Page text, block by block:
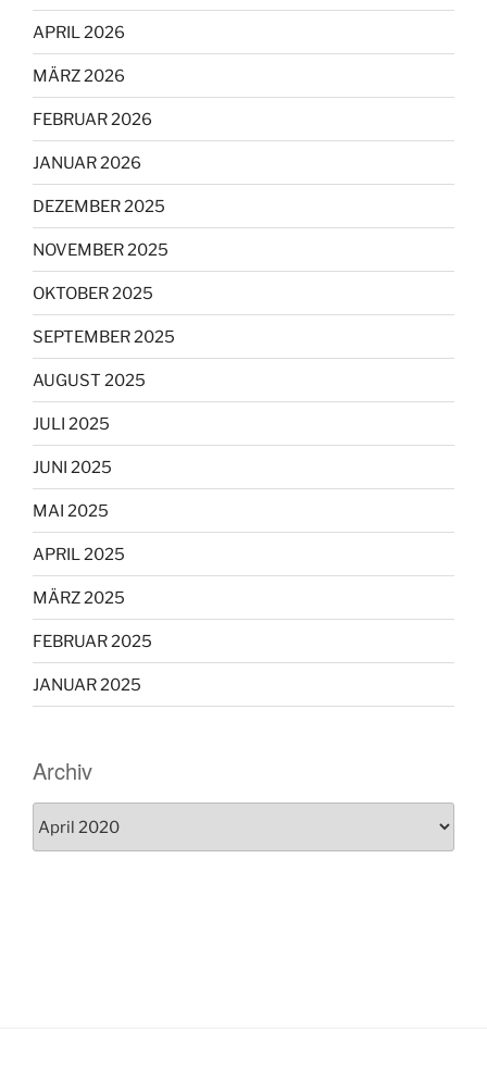
APRIL 2026
MÄRZ 2026
FEBRUAR 2026
JANUAR 2026
DEZEMBER 2025
NOVEMBER 2025
OKTOBER 2025
SEPTEMBER 2025
AUGUST 2025
JULI 2025
JUNI 2025
MAI 2025
APRIL 2025
MÄRZ 2025
FEBRUAR 2025
JANUAR 2025
Archiv